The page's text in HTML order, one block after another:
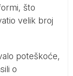
što
velik broj
poteškoće,
o